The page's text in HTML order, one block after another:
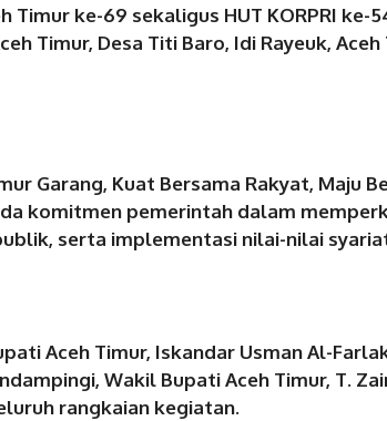
Timur ke-69 sekaligus HUT KORPRI ke-
Timur, Desa Titi Baro, Idi Rayeuk, Aceh
Garang, Kuat Bersama Rakyat, Maju
komitmen pemerintah dalam
serta implementasi nilai-nilai
Aceh Timur, Iskandar Usman Al-
Wakil Bupati Aceh Timur, T.
rangkaian kegiatan.